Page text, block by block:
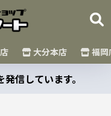
大分本店 福岡
信しています。